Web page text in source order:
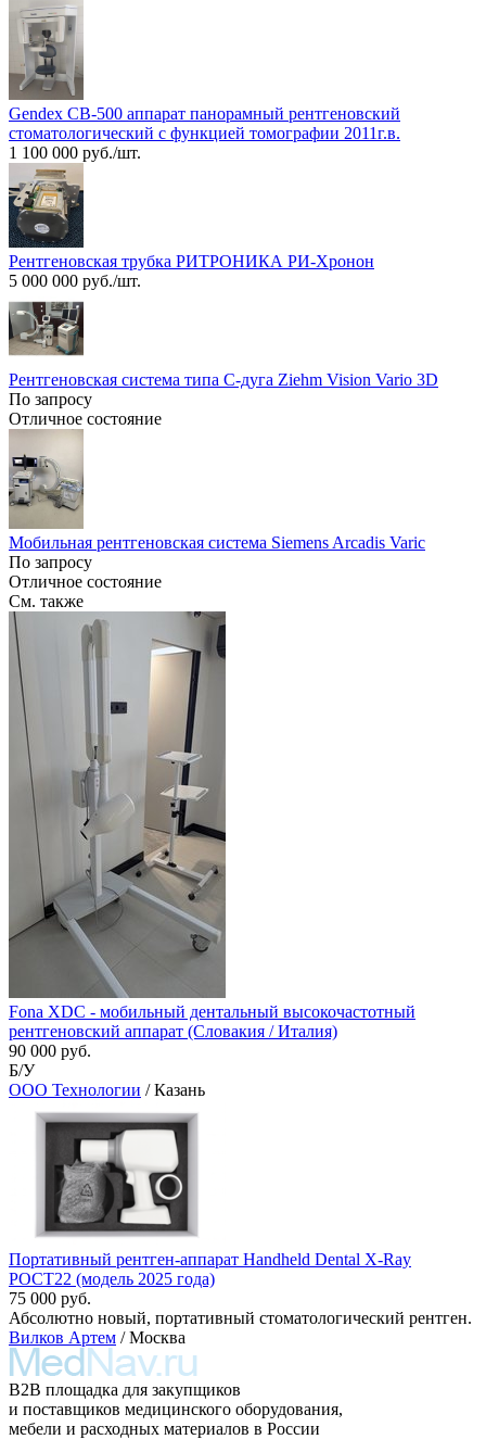
Gendex CB-500 аппарат панорамный рентгеновский
стоматологический с функцией томографии 2011г.в.
1 100 000 руб./шт.
Рентгеновская трубка РИТРОНИКА РИ-Хронон
5 000 000 руб./шт.
Рентгеновская система типа С-дуга Ziehm Vision Vario 3D
По запросу
Отличное состояние
Мобильная рентгеновская система Siemens Arcadis Varic
По запросу
Отличное состояние
См. также
Fona XDC - мобильный дентальный высокочастотный
рентгеновский аппарат (Словакия / Италия)
90 000 руб.
Б/У
ООО Технологии / Казань
Портативный рентген-аппарат Handheld Dental X-Ray
POCT22 (модель 2025 года)
75 000 руб.
Абсолютно новый, портативный стоматологический рентген.
Вилков Артем / Москва
B2B площадка для закупщиков
и поставщиков медицинского оборудования,
мебели и расходных материалов в России